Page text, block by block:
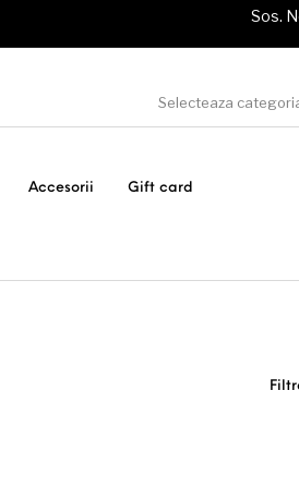
Sos.
Selecteaza
Accesorii Gift card